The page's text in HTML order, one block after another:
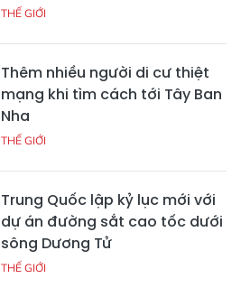
THẾ GIỚI
Thêm nhiều người di cư thiệt
mạng khi tìm cách tới Tây Ban
Nha
THẾ GIỚI
Trung Quốc lập kỷ lục mới với
dự án đường sắt cao tốc dưới
sông Dương Tử
THẾ GIỚI